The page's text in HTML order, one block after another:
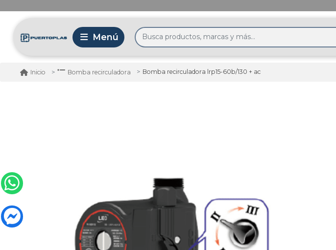
Inicio Bomba recirculadora Bomba recirculadora lrp15-60b/130 + ac